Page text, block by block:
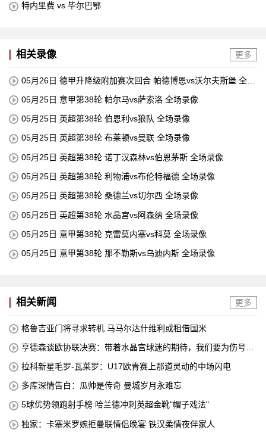
特内里费 vs 毕尔巴鄂
相关录像 更多
05月26日 德甲升降级附加赛次回合 帕德博恩vs沃尔夫斯堡 全场
05月25日 意甲第38轮 帕尔马vs萨索洛 全场录像
05月25日 英超第38轮 伯恩利vs狼队 全场录像
05月25日 英超第38轮 布莱顿vs曼联 全场录像
05月25日 英超第38轮 诺丁汉森林vs伯恩茅斯 全场录像
05月25日 英超第38轮 利物浦vs布伦特福德 全场录像
05月25日 英超第38轮 桑德兰vs切尔西 全场录像
05月25日 英超第38轮 水晶宫vs阿森纳 全场录像
05月25日 意甲第38轮 克雷莫内塞vs科莫 全场录像
05月25日 意甲第38轮 那不勒斯vs乌迪内斯 全场录像
相关新闻 更多
格鲁吉亚门将寻求转机 马马尔达什维利或租借国米
亨德森谈欧协联决赛：带着水晶宫球迷的期待，我们要为伤号而
拉科新星毛罗-瓦莱罗：U17欧青赛上那道灵动的中场闪电
多库深情告白：瓜帅是传奇 曼城岁月永难忘
5球优势领跑射手榜 哈兰德冲刺英超金靴"帽子戏法"
独家：卡塞米罗婉拒曼联情侣晚宴 铁汉柔情夜伴家人